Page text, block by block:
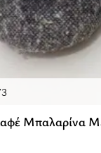
Μπαλαρίνα